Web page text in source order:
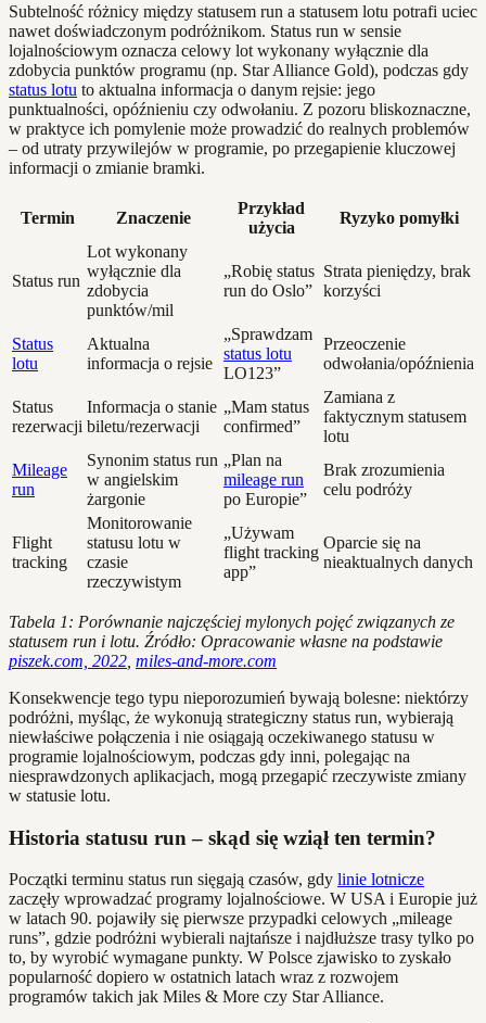
Subtelność różnicy między statusem run a statusem lotu potrafi uciec
nawet doświadczonym podróżnikom. Status run w sensie
lojalnościowym oznacza celowy lot wykonany wyłącznie dla
zdobycia punktów programu (np. Star Alliance Gold), podczas gdy
status lotu to aktualna informacja o danym rejsie: jego
punktualności, opóźnieniu czy odwołaniu. Z pozoru bliskoznaczne,
w praktyce ich pomylenie może prowadzić do realnych problemów
– od utraty przywilejów w programie, po przegapienie kluczowej
informacji o zmianie bramki.
Termin Znaczenie
Przykład
użycia
Ryzyko pomyłki
Status run
Lot wykonany
wyłącznie dla
zdobycia
punktów/mil
„Robię status
run do Oslo”
Strata pieniędzy, brak
korzyści
Status
lotu
Aktualna
informacja o rejsie
„Sprawdzam
status lotu
LO123”
Przeoczenie
odwołania/opóźnienia
Status
rezerwacji
Informacja o stanie
biletu/rezerwacji
„Mam status
confirmed”
Zamiana z
faktycznym statusem
lotu
Mileage
run
Synonim status run
w angielskim
żargonie
„Plan na
mileage run
po Europie”
Brak zrozumienia
celu podróży
Flight
tracking
Monitorowanie
statusu lotu w
czasie
rzeczywistym
„Używam
flight tracking
app”
Oparcie się na
nieaktualnych danych
Tabela 1: Porównanie najczęściej mylonych pojęć związanych ze
statusem run i lotu. Źródło: Opracowanie własne na podstawie
piszek.com, 2022 miles-and-more.com
Konsekwencje tego typu nieporozumień bywają bolesne: niektórzy
podróżni, myśląc, że wykonują strategiczny status run, wybierają
niewłaściwe połączenia i nie osiągają oczekiwanego statusu w
programie lojalnościowym, podczas gdy inni, polegając na
niesprawdzonych aplikacjach, mogą przegapić rzeczywiste zmiany
w statusie lotu.
Historia statusu run – skąd się wziął ten termin?
Początki terminu status run sięgają czasów, gdy linie lotnicze
zaczęły wprowadzać programy lojalnościowe. W USA i Europie już
w latach 90. pojawiły się pierwsze przypadki celowych „mileage
runs”, gdzie podróżni wybierali najtańsze i najdłuższe trasy tylko po
to, by wyrobić wymagane punkty. W Polsce zjawisko to zyskało
popularność dopiero w ostatnich latach wraz z rozwojem
programów takich jak Miles & More czy Star Alliance.